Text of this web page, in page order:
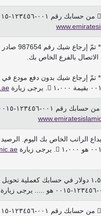
بالفرع الخاص بك.
تمّ إرجاع شيك بدون دفع مودع
الراتب الخاص بك اليوم.
تمّ إيداع مبلغ ١،٥٠٠ دولار في حسابك